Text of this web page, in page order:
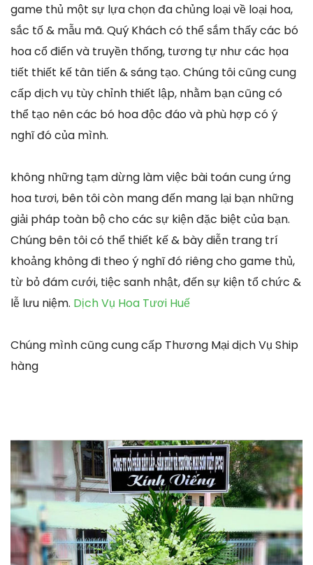
game thủ một sự lựa chọn đa chủng loại về loại hoa,
sắc tố & mẫu mã. Quý Khách có thể sắm thấy các bó
hoa cổ điển và truyền thống, tương tự như các họa
tiết thiết kế tân tiến & sáng tạo. Chúng tôi cũng cung
cấp dịch vụ tùy chỉnh thiết lập, nhằm bạn cũng có
thể tạo nên các bó hoa độc đáo và phù hợp có ý
nghĩ đó của mình.
không những tạm dừng làm việc bài toán cung ứng
hoa tươi, bên tôi còn mang đến mang lại bạn những
giải pháp toàn bộ cho các sự kiện đặc biệt của bạn.
Chúng bên tôi có thể thiết kế & bày diễn trang trí
khoảng không đi theo ý nghĩ đó riêng cho game thủ,
từ bỏ đám cưới, tiệc sanh nhật, đến sự kiện tổ chức &
lễ lưu niệm. Dịch Vụ Hoa Tươi Huế
Chúng mình cũng cung cấp Thương Mại dịch Vụ Ship
hàng